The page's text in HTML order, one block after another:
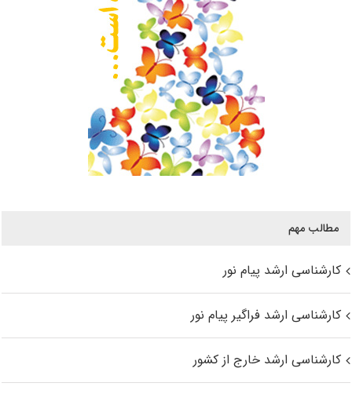
مطالب مهم
کارشناسی ارشد پیام نور
کارشناسی ارشد فراگیر پیام نور
کارشناسی ارشد خارج از کشور